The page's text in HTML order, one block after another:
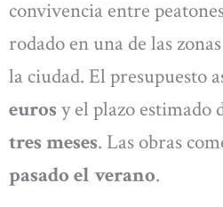
convivencia entre
rodado en una de las
la ciudad. El presupuesto
euros y el plazo estimado
tres meses. Las obras
pasado el verano.